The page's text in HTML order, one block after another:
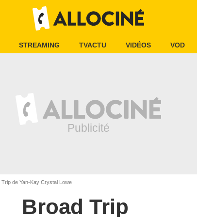
STREAMING TVACTU VIDÉOS VOD
Trip de Yan-Kay Crystal Lowe
Broad Trip